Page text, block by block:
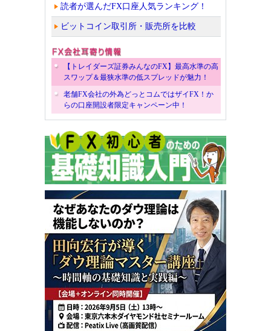
読者が選んだFX口座人気ランキング！
ビットコイン取引所・販売所を比較
【トレイダーズ証券みんなのFX】最高水準の高
スワップ＆最狭水準の低スプレッドが魅力！
老舗FX会社の外為どっとコムではザイFX！か
らの口座開設者限定キャンペーン中！